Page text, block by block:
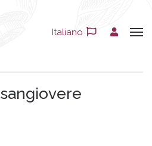
Italiano
sangiovere